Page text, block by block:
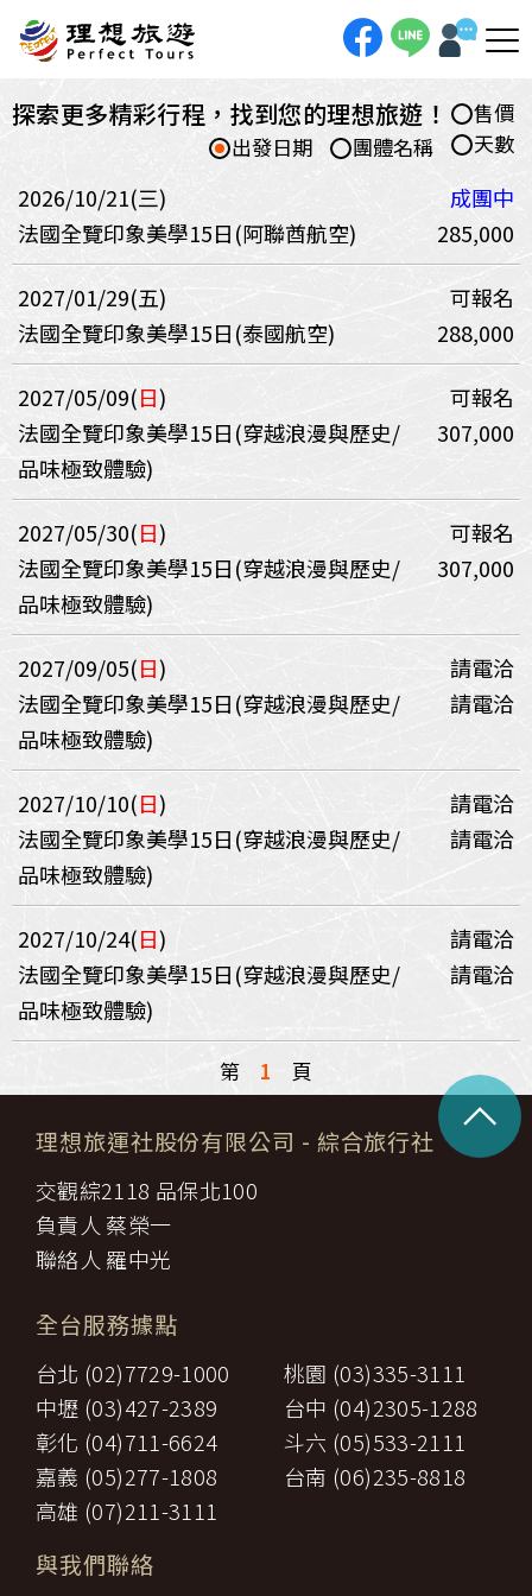
探索更多精彩行程，找到您的理想旅遊！
售價
天數
團體名稱
出發日期
2026/10/21(三)
成團中
法國全覽印象美學15日(阿聯酋航空)
285,000
2027/01/29(五)
可報名
法國全覽印象美學15日(泰國航空)
288,000
2027/05/09(日)
可報名
法國全覽印象美學15日(穿越浪漫與歷史/
品味極致體驗)
307,000
2027/05/30(日)
可報名
法國全覽印象美學15日(穿越浪漫與歷史/
品味極致體驗)
307,000
2027/09/05(日)
請電洽
法國全覽印象美學15日(穿越浪漫與歷史/
品味極致體驗)
請電洽
2027/10/10(日)
請電洽
法國全覽印象美學15日(穿越浪漫與歷史/
品味極致體驗)
請電洽
2027/10/24(日)
請電洽
法國全覽印象美學15日(穿越浪漫與歷史/
品味極致體驗)
請電洽
第 1 頁
理想旅運社股份有限公司 - 綜合旅行社
交觀綜2118 品保北100
負責人 蔡榮一
聯絡人 羅中光
全台服務據點
台北 (02)7729-1000
桃園 (03)335-3111
中壢 (03)427-2389
台中 (04)2305-1288
彰化 (04)711-6624
斗六 (05)533-2111
嘉義 (05)277-1808
台南 (06)235-8818
高雄 (07)211-3111
與我們聯絡
^